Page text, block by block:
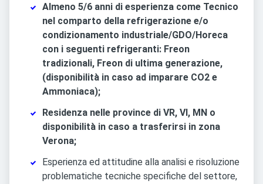
Almeno 5/6 anni di esperienza come Tecnico
nel comparto della refrigerazione e/o
condizionamento industriale/GDO/Horeca
con i seguenti refrigeranti: Freon
tradizionali, Freon di ultima generazione,
(disponibilità in caso ad imparare CO2 e
Ammoniaca);
Residenza nelle province di VR, VI, MN o
disponibilità in caso a trasferirsi in zona
Verona;
Esperienza ed attitudine alla analisi e risoluzione
problematiche tecniche specifiche del settore,